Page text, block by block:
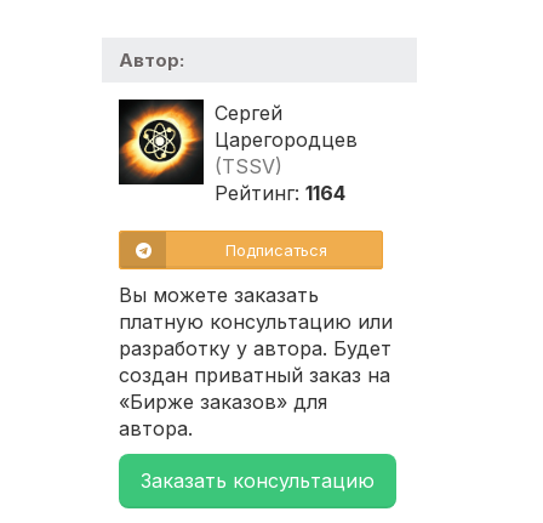
Автор:
Сергей
Царегородцев
(TSSV)
Рейтинг: 1164
Подписаться
Вы можете заказать
платную консультацию или
разработку у автора. Будет
создан приватный заказ на
«Бирже заказов» для
автора.
Заказать консультацию